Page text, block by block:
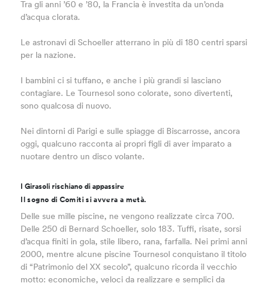
Tra gli anni ’60 e ’80, la Francia è investita da un’onda
d’acqua clorata.
Le astronavi di Schoeller atterrano in più di 180 centri sparsi
per la nazione.
I bambini ci si tuffano, e anche i più grandi si lasciano
contagiare. Le Tournesol sono colorate, sono divertenti,
sono qualcosa di nuovo.
Nei dintorni di Parigi e sulle spiagge di Biscarrosse, ancora
oggi, qualcuno racconta ai propri figli di aver imparato a
nuotare dentro un disco volante.
I Girasoli rischiano di appassire
Il sogno di Comiti si avvera a metà.
Delle sue mille piscine, ne vengono realizzate circa 700.
Delle 250 di Bernard Schoeller, solo 183. Tuffi, risate, sorsi
d’acqua finiti in gola, stile libero, rana, farfalla. Nei primi anni
2000, mentre alcune piscine Tournesol conquistano il titolo
di “Patrimonio del XX secolo”, qualcuno ricorda il vecchio
motto: economiche, veloci da realizzare e semplici da